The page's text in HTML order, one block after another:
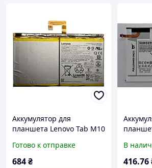
Аккумулятор для
планшета Lenovo Tab M10
TB128XU
Готово к отправке
684₴
4 7.0
В
416.76